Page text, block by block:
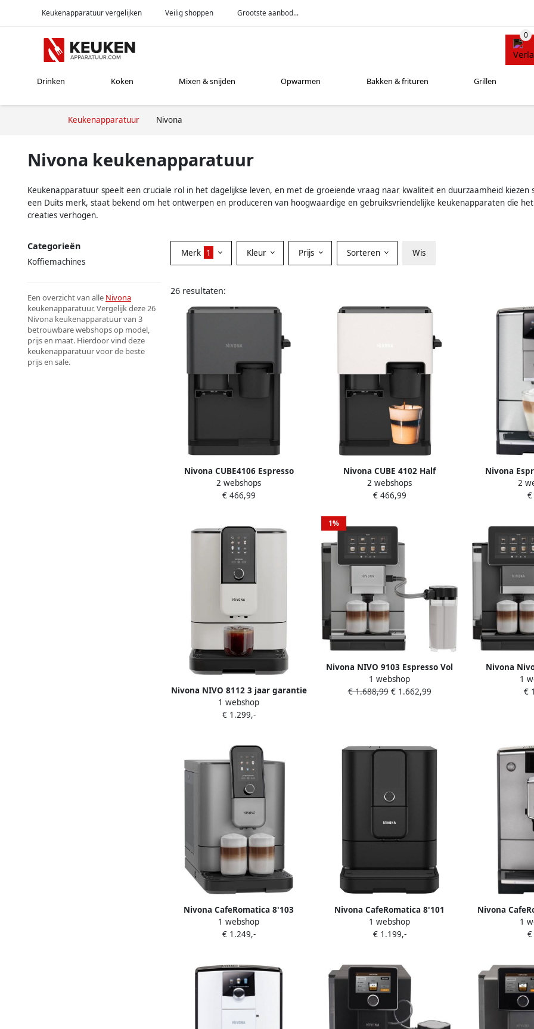
Keukenapparatuur vergelijken Veilig shoppen Grootste aanbod...
Drinken Koken Mixen & snijden Opwarmen Bakken & frituren Grillen
Keukenapparatuur Nivona
Nivona keukenapparatuur
Keukenapparatuur speelt een cruciale rol in het dagelijkse leven, en met de groeiende vraag naar kwaliteit en duurzaamheid
een Duits merk, staat bekend om het ontwerpen en produceren van hoogwaardige en gebruiksvriendelijke keukenapparaten die
creaties verhogen.
Categorieën
Koffiemachines
Een overzicht van alle Nivona
keukenapparatuur. Vergelijk deze 26
Nivona keukenapparatuur van 3
betrouwbare webshops op model,
prijs en maat. Hierdoor vind deze
keukenapparatuur voor de beste
prijs en sale.
Merk 1 Kleur Prijs Sorteren Wis
26 resultaten:
Nivona CUBE4106 Espresso
apparaat Grijs
2 webshops
€ 466,99
Nivona CUBE 4102 Half
automatisch Espressomachine 1
4 l
2 webshops
€ 466,99
Nivona
2
€
Nivona NIVO 8112 3 jaar garantie
wit warme & koude dranken
volautomatische
1 webshop
€ 1.299,-
1%
Nivona NIVO 9103 Espresso Vol
automaat
1 webshop
€ 1.688,99€ 1.662,99
Nivona
1
€
Nivona CafeRomatica 8'103
Titanium Volautomatische
koffiemachine Nieuw
1 webshop
€ 1.249,-
Nivona CafeRomatica 8'101
Nieuwste model Vol
automatische koffiemachine Mat
1 webshop
€ 1.199,-
Nivona
Uit eigen
1
€